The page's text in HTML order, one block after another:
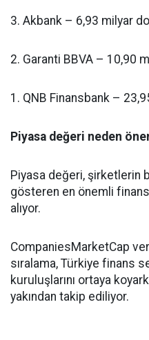
3. Akbank – 6,93 milyar
2. Garanti BBVA – 10,90
1. QNB Finansbank –
Piyasa değeri neden
Piyasa değeri, şirketlerin
gösteren en önemli
alıyor.
CompaniesMarketCap
sıralama, Türkiye finans
kuruluşlarını ortaya
yakından takip ediliyor.